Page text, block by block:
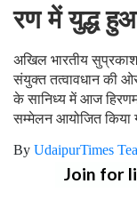
रण में युद्ध
अखिल भारतीय
संयुक्त तत्वावधान की
के सानिध्य में आज
सम्मेलन आयोजित किया
By UdaipurTimes
Join for